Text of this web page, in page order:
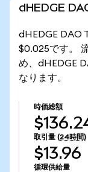
dHEDGE
dHEDGE DAO
$0.025です。
め、dHEDGE
なります。
時価総額
取引量 (24時間)
$13.96
循環供給量